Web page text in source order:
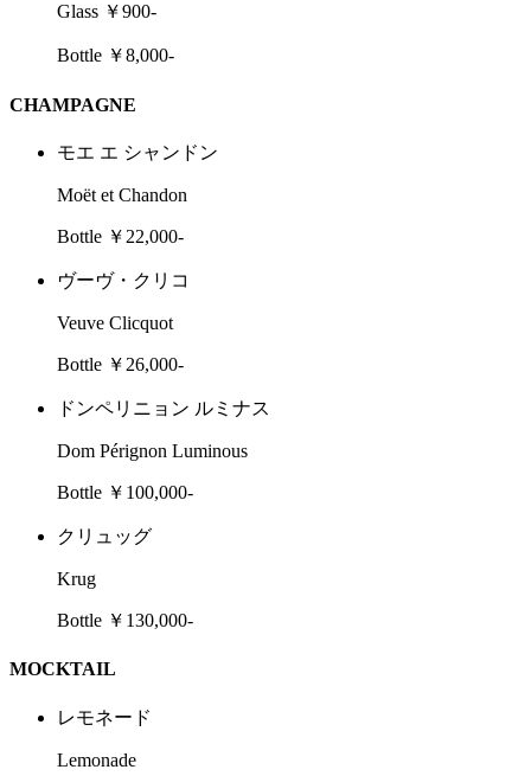
Glass ￥900-
Bottle ￥8,000-
CHAMPAGNE
モエ エ シャンドン
Moët et Chandon
Bottle ￥22,000-
ヴーヴ・クリコ
Veuve Clicquot
Bottle ￥26,000-
ドンペリニョン ルミナス
Dom Pérignon Luminous
Bottle ￥100,000-
クリュッグ
Krug
Bottle ￥130,000-
MOCKTAIL
レモネード
Lemonade